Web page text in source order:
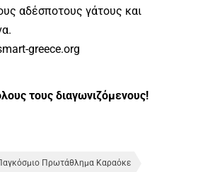
αδέσποτους γάτους και
greece.org
τους διαγωνιζόμενους!
Πρωτάθλημα Καραόκε